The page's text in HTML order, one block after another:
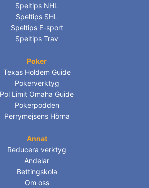
Speltips NHL
Speltips SHL
Speltips E-sport
Speltips Trav
Poker
Texas Holdem Guide
Pokerverktyg
Pol Limit Omaha Guide
Pokerpodden
Perrymejsens Hörna
Annat
Reducera verktyg
Andelar
Bettingskola
Om oss